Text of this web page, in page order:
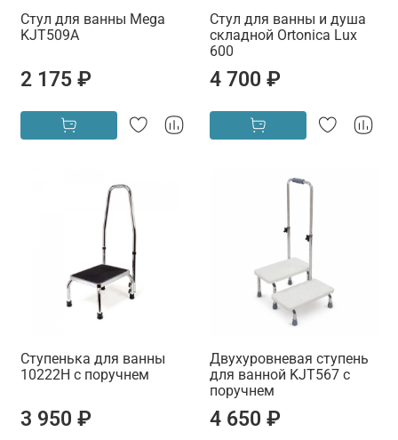
Стул для ванны Mega
KJT509A
2 175 ₽
Стул для ванны и душа
складной Ortonica Lux
600
4 700 ₽
Ступенька для ванны
10222H с поручнем
3 950 ₽
Двухуровневая ступень
для ванной KJT567 с
поручнем
4 650 ₽